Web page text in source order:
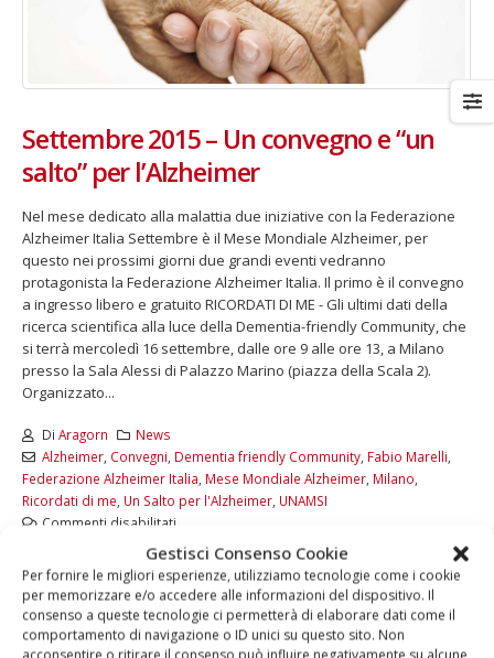
Gestisci Consenso Cookie
Per fornire le migliori esperienze, utilizziamo tecnologie come i cookie
per memorizzare e/o accedere alle informazioni del dispositivo. Il
consenso a queste tecnologie ci permetterà di elaborare dati come il
comportamento di navigazione o ID unici su questo sito. Non
acconsentire o ritirare il consenso può influire negativamente su alcune
Settembre 2015 – Un convegno e “un
salto” per l’Alzheimer
Nel mese dedicato alla malattia due iniziative con la Federazione
Alzheimer Italia Settembre è il Mese Mondiale Alzheimer, per
questo nei prossimi giorni due grandi eventi vedranno
protagonista la Federazione Alzheimer Italia. Il primo è il convegno
a ingresso libero e gratuito RICORDATI DI ME - Gli ultimi dati della
ricerca scientifica alla luce della Dementia-friendly Community, che
si terrà mercoledì 16 settembre, dalle ore 9 alle ore 13, a Milano
presso la Sala Alessi di Palazzo Marino (piazza della Scala 2).
Organizzato...
Di Aragorn
News
Alzheimer, Convegni Dementia friendly Community, Fabio Marelli
Federazione Alzheimer Italia Mese Mondiale Alzheimer Milano
Ricordati di me Un Salto per l'Alzheimer UNAMSI
Commenti disabilitati